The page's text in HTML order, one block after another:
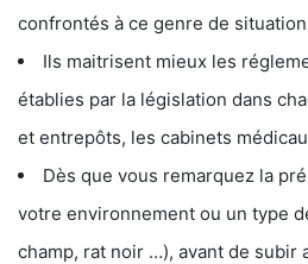
confrontés à ce genre de
Ils maitrisent mieux les
établies par la législation dans
et entrepôts, les cabinets
Dès que vous remarquez la
votre environnement ou un type
champ, rat noir …), avant de subir